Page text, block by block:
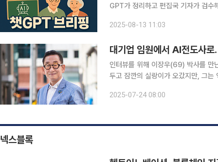
GPT가 정리하고 편집국 기자가 검수해 전해드립니다. ◆“백신은
가들은 고령층 백신 접종이 질병·사망
2025-08-13 11:03
대기업 임원에서 AI전도사로
인터뷰를 위해 이장우(69) 박사를 만
두고 잠깐의 실랑이가 오갔지만, 그
다. 메뉴마다 걸리는 시간을 파악한
2025-07-24 08:00
넥스블록